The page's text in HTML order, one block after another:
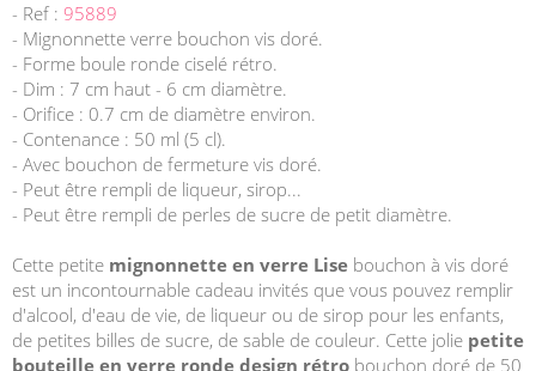
- Ref : 95889
- Mignonnette verre bouchon vis doré.
- Forme boule ronde ciselé rétro.
- Dim : 7 cm haut - 6 cm diamètre.
- Orifice : 0.7 cm de diamètre environ.
- Contenance : 50 ml (5 cl).
- Avec bouchon de fermeture vis doré.
- Peut être rempli de liqueur, sirop...
- Peut être rempli de perles de sucre de petit diamètre.
Cette petite mignonnette en verre Lise bouchon à vis doré
est un incontournable cadeau invités que vous pouvez remplir
d'alcool, d'eau de vie, de liqueur ou de sirop pour les enfants,
de petites billes de sucre, de sable de couleur. Cette jolie petite
bouteille en verre ronde design rétro bouchon doré de 50